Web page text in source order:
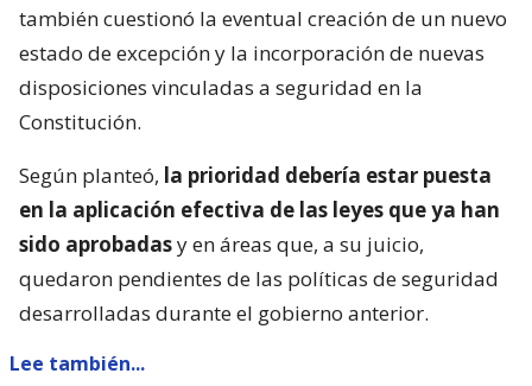
también cuestionó la eventual creación de un nuevo
estado de excepción y la incorporación de nuevas
disposiciones vinculadas a seguridad en la
Constitución.
Según planteó, la prioridad debería estar puesta
en la aplicación efectiva de las leyes que ya han
sido aprobadasy en áreas que, a su juicio,
quedaron pendientes de las políticas de seguridad
desarrolladas durante el gobierno anterior.
Lee también...